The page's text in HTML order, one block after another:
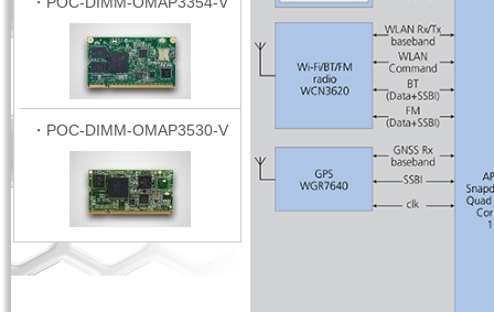
・POC-DIMM-OMAP3530-V